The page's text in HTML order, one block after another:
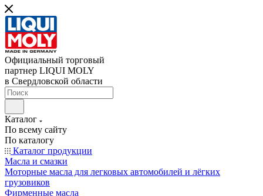
Официальный торговый
партнер LIQUI MOLY
в Свердловской области
Каталог
По всему сайту
По каталогу
Каталог продукции
Масла и смазки
Моторные масла для легковых автомобилей и лёгких
грузовиков
Фирменные масла